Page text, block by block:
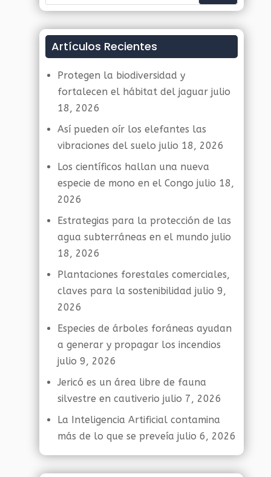
Artículos Recientes
Protegen la biodiversidad y
fortalecen el hábitat del jaguar julio
18, 2026
Así pueden oír los elefantes las
vibraciones del suelo julio 18, 2026
Los científicos hallan una nueva
especie de mono en el Congo julio 18,
2026
Estrategias para la protección de las
agua subterráneas en el mundo julio
18, 2026
Plantaciones forestales comerciales,
claves para la sostenibilidad julio 9,
2026
Especies de árboles foráneas ayudan
a generar y propagar los incendios
julio 9, 2026
Jericó es un área libre de fauna
silvestre en cautiverio julio 7, 2026
La Inteligencia Artificial contamina
más de lo que se preveía julio 6, 2026